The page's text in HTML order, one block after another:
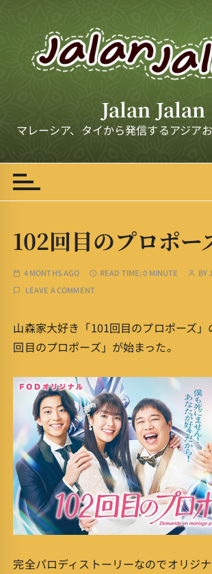
t
n
Jalan Jalan
マレーシア、タイから発信するアジア
102回目のプロポー
4 MONTHS AGO READ TIME:0 MINUTE BY
LEAVE A COMMENT
山森家大好き「101回目のプロポーズ
回目のプロポーズ」が始まった。
完全パロディストーリーなのでオリジ